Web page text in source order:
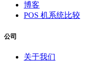
博客
POS 机系统比较
公司
关于我们